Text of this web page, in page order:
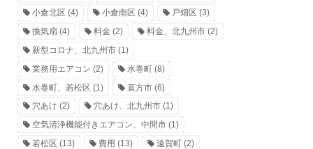
小倉北区 (4) 小倉南区 (4) 戸畑区 (3)
換気扇 (4) 料金 (2) 料金、北九州市(2)
新型コロナ、北九州市 (1)
業務用エアコン (2) 水巻町(8)
水巻町、若松区 (1) 直方市(6)
穴あけ (2) 穴あけ、北九州市(1)
空気清浄機能付きエアコン、中間市 (1)
若松区 (13) 費用 (13) 遠賀町(2)